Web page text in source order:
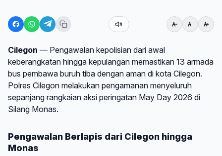
Cilegon — Pengawalan kepolisian dari awal
keberangkatan hingga kepulangan memastikan 13 armada
bus pembawa buruh tiba dengan aman di kota Cilegon.
Polres Cilegon melakukan pengamanan menyeluruh
sepanjang rangkaian aksi peringatan May Day 2026 di
Silang Monas.
Pengawalan Berlapis dari Cilegon hingga
Monas